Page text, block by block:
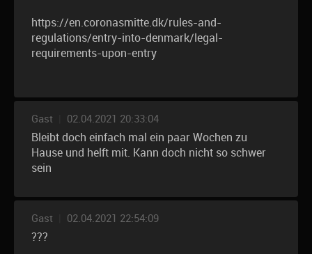
https://en.coronasmitte.dk/rules-and-
regulations/entry-into-denmark/legal-
requirements-upon-entry
Gast 02.04.2021 20:33:04
Bleibt doch einfach mal ein paar Wochen zu
Hause und helft mit. Kann doch nicht so schwer
sein
Gast 02.04.2021 22:54:09
???